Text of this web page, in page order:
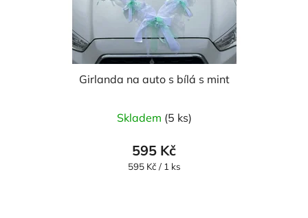
Girlanda na auto s bílá s mint
Skladem (5 ks)
595 Kč
Měrná
595 Kč / 1 ks